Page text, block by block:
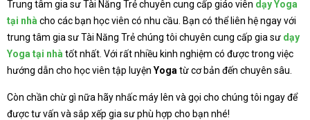
Trung tâm gia sư Tài Năng Trẻ chuyên cung cấp giáo viên dạy Yoga
tại nhà cho các bạn học viên có nhu cầu. Bạn có thể liên hệ ngay với
trung tâm gia sư Tài Năng Trẻ chúng tôi chuyên cung cấp gia sư dạy
Yoga tại nhà tốt nhất. Với rất nhiều kinh nghiệm có được trong việc
hướng dẫn cho học viên tập luyện Yoga từ cơ bản đến chuyên sâu.
Còn chần chừ gì nữa hãy nhấc máy lên và gọi cho chúng tôi ngay để
được tư vấn và sắp xếp gia sư phù hợp cho bạn nhé!